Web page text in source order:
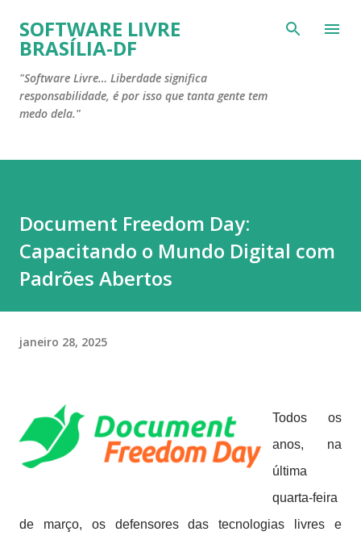
Pular para o conteúdo principal
SOFTWARE LIVRE
BRASÍLIA-DF
"Software Livre… Liberdade significa
responsabilidade, é por isso que tanta gente tem
medo dela."
Document Freedom Day:
Capacitando o Mundo Digital com
Padrões Abertos
janeiro 28, 2025
Todos os
anos, na
última
quarta-feira
de março, os defensores das tecnologias livres e